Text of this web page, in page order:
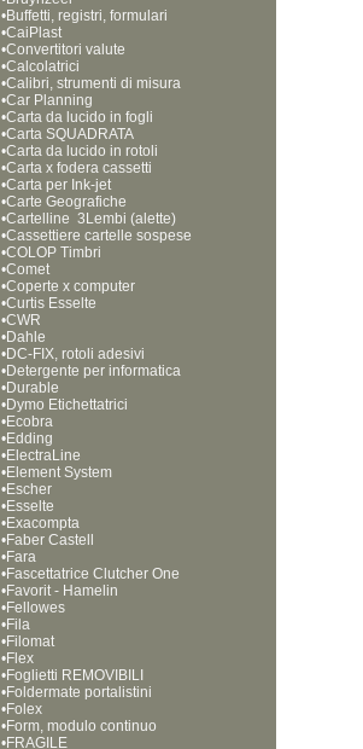
•Buffetti, registri, formulari
•CaiPlast
•Convertitori valute
•Calcolatrici
•Calibri, strumenti di misura
•Car Planning
•Carta da lucido in fogli
•Carta SQUADRATA
•Carta da lucido in rotoli
•Carta x fodera cassetti
•Carta per Ink-jet
•Carte Geografiche
•Cartelline  3Lembi (alette)
•Cassettiere cartelle sospese
•COLOP Timbri
•Comet
•Coperte x computer
•Curtis Esselte
•CWR
•Dahle
•DC-FIX, rotoli adesivi
•Detergente per informatica
•Durable
•Dymo Etichettatrici
•Ecobra
•Edding
•ElectraLine
•Element System
•Escher
•Esselte
•Exacompta
•Faber Castell
•Fara
•Fascettatrice Clutcher One
•Favorit - Hamelin
•Fellowes
•Fila
•Filomat
•Flex
•Foglietti REMOVIBILI
•Foldermate portalistini
•Folex
•Form, modulo continuo
•FRAGILE